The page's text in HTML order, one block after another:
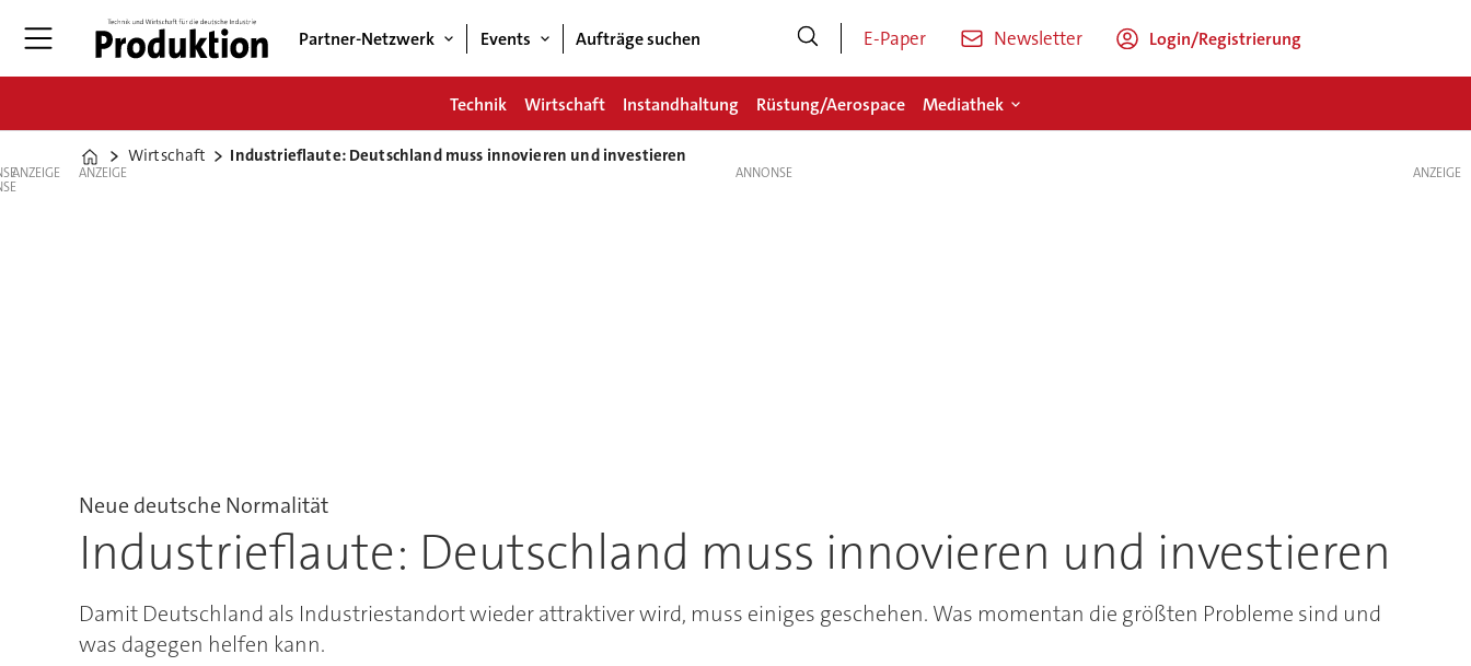
Partner-Netzwerk Events Aufträge suchen E-Paper Newsletter Login/Registrierung
Technik Wirtschaft Instandhaltung Rüstung/Aerospace Mediathek
Home
Wirtschaft Industrieflaute: Deutschland muss innovieren und investieren
ANZEIGE ANZEIGE
Neue deutsche Normalität
Industrieflaute: Deutschland muss innovieren und investieren
Damit Deutschland als Industriestandort wieder attraktiver wird, muss einiges geschehen. Was momentan die größten Probleme sind und
was dagegen helfen kann.
ANZEIGE